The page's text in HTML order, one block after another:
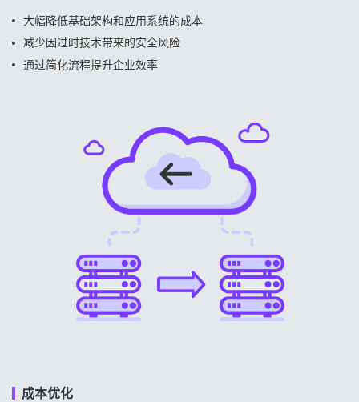
大幅降低基础架构和应用系统的成本
减少因过时技术带来的安全风险
通过简化流程提升企业效率
成本优化